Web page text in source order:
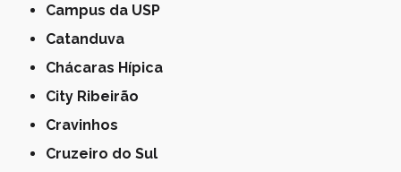
Campus da USP
Catanduva
Chácaras Hípica
City Ribeirão
Cravinhos
Cruzeiro do Sul